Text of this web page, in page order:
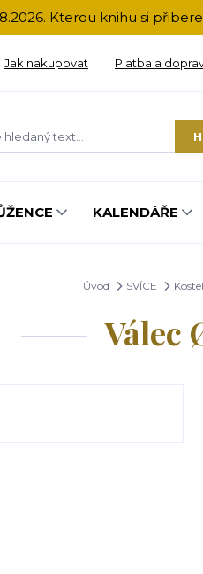
Kterou knihu si
Jak nakupovat Platba a
KALENDÁŘE
Úvod SVÍCE
Válec